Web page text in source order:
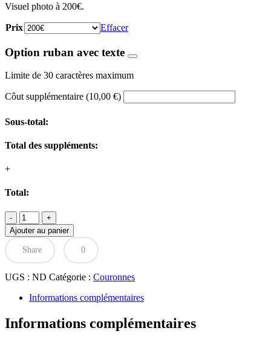
Visuel photo à 200€.
Prix Effacer
Option ruban avec texte
Limite de 30 caractères maximum
Côut supplémentaire (10,00 €)
Sous-total:
Total des suppléments:
+
Total:
quantité
de
Couronne
rouge
Ajouter au panier
Share 0
UGS : ND Catégorie : Couronnes
Informations complémentaires
Informations complémentaires